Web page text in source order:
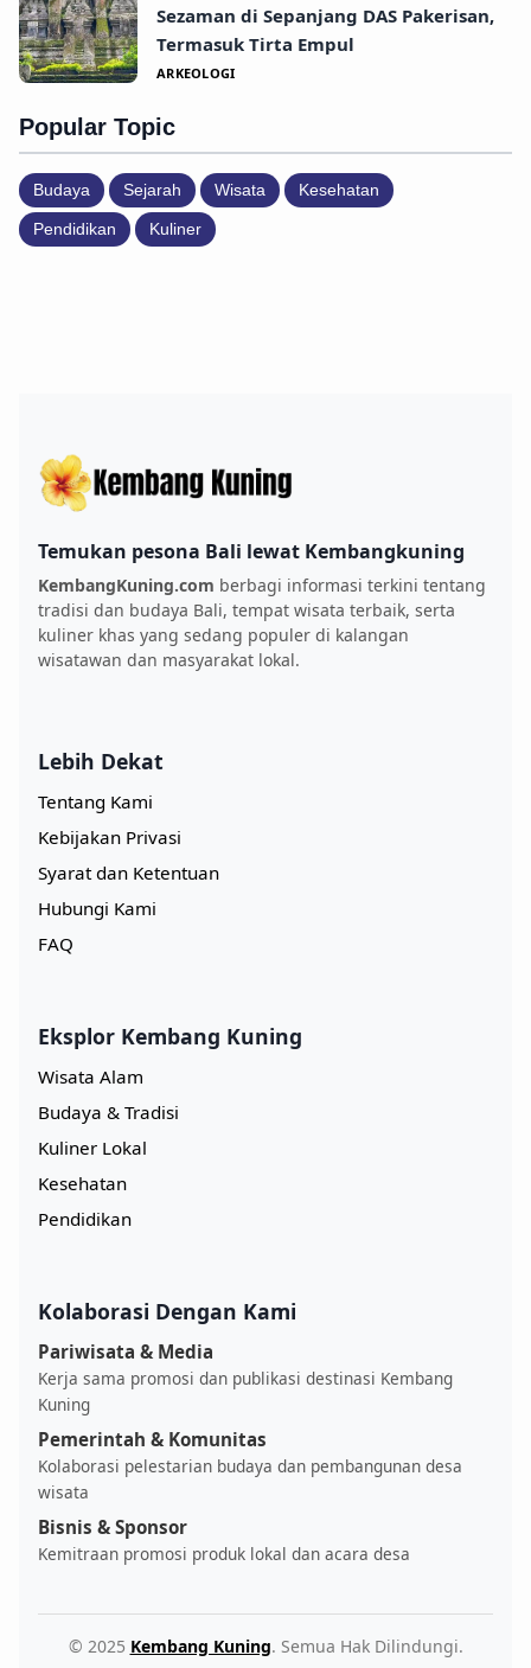
Sezaman di Sepanjang DAS Pakerisan,
Termasuk Tirta Empul
ARKEOLOGI
Popular Topic
Budaya Sejarah Wisata Kesehatan
Pendidikan Kuliner
Temukan pesona Bali lewat Kembangkuning
KembangKuning.com berbagi informasi terkini tentang
tradisi dan budaya Bali, tempat wisata terbaik, serta
kuliner khas yang sedang populer di kalangan
wisatawan dan masyarakat lokal.
Lebih Dekat
Tentang Kami
Kebijakan Privasi
Syarat dan Ketentuan
Hubungi Kami
FAQ
Eksplor Kembang Kuning
Wisata Alam
Budaya & Tradisi
Kuliner Lokal
Kesehatan
Pendidikan
Kolaborasi Dengan Kami
Pariwisata & Media
Kerja sama promosi dan publikasi destinasi Kembang
Kuning
Pemerintah & Komunitas
Kolaborasi pelestarian budaya dan pembangunan desa
wisata
Bisnis & Sponsor
Kemitraan promosi produk lokal dan acara desa
© 2025 Kembang Kuning. Semua Hak Dilindungi.